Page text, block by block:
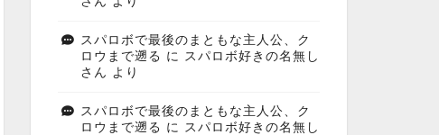
スパロボで最後のまともな主人公、ク
ロウまで遡る に
スパロボ好きの名無し
さん より
スパロボで最後のまともな主人公、ク
ロウまで遡る に
スパロボ好きの名無し